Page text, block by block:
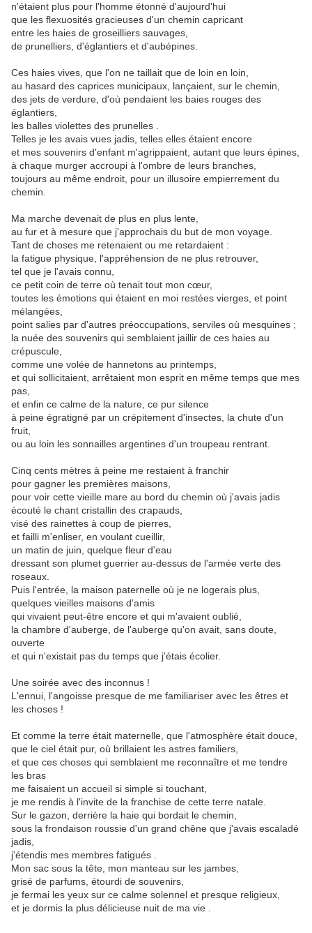
n'étaient plus pour l'homme étonné d'aujourd'hui
que les flexuosités gracieuses d'un chemin capricant
entre les haies de groseilliers sauvages,
de prunelliers, d'églantiers et d'aubépines.
Ces haies vives, que l'on ne taillait que de loin en loin,
au hasard des caprices municipaux, lançaient, sur le chemin,
des jets de verdure, d'où pendaient les baies rouges des
églantiers,
les balles violettes des prunelles .
Telles je les avais vues jadis, telles elles étaient encore
et mes souvenirs d'enfant m'agrippaient, autant que leurs épines,
à chaque murger accroupi à l'ombre de leurs branches,
toujours au même endroit, pour un illusoire empierrement du
chemin.
Ma marche devenait de plus en plus lente,
au fur et à mesure que j'approchais du but de mon voyage.
Tant de choses me retenaient ou me retardaient :
la fatigue physique, l'appréhension de ne plus retrouver,
tel que je l'avais connu,
ce petit coin de terre où tenait tout mon cœur,
toutes les émotions qui étaient en moi restées vierges, et point
mélangées,
point salies par d'autres préoccupations, serviles où mesquines ;
la nuée des souvenirs qui semblaient jaillir de ces haies au
crépuscule,
comme une volée de hannetons au printemps,
et qui sollicitaient, arrêtaient mon esprit en même temps que mes
pas,
et enfin ce calme de la nature, ce pur silence
à peine égratigné par un crépitement d'insectes, la chute d'un
fruit,
ou au loin les sonnailles argentines d'un troupeau rentrant.
Cinq cents mètres à peine me restaient à franchir
pour gagner les premières maisons,
pour voir cette vieille mare au bord du chemin où j'avais jadis
écouté le chant cristallin des crapauds,
visé des rainettes à coup de pierres,
et failli m'enliser, en voulant cueillir,
un matin de juin, quelque fleur d'eau
dressant son plumet guerrier au-dessus de l'armée verte des
roseaux.
Puis l'entrée, la maison paternelle où je ne logerais plus,
quelques vieilles maisons d'amis
qui vivaient peut-être encore et qui m'avaient oublié,
la chambre d'auberge, de l'auberge qu'on avait, sans doute,
ouverte
et qui n'existait pas du temps que j'étais écolier.
Une soirée avec des inconnus !
L'ennui, l'angoisse presque de me familiariser avec les êtres et
les choses !
Et comme la terre était maternelle, que l'atmosphère était douce,
que le ciel était pur, où brillaient les astres familiers,
et que ces choses qui semblaient me reconnaître et me tendre
les bras
me faisaient un accueil si simple si touchant,
je me rendis à l'invite de la franchise de cette terre natale.
Sur le gazon, derrière la haie qui bordait le chemin,
sous la frondaison roussie d'un grand chêne que j'avais escaladé
jadis,
j'étendis mes membres fatigués .
Mon sac sous la tête, mon manteau sur les jambes,
grisé de parfums, étourdi de souvenirs,
je fermai les yeux sur ce calme solennel et presque religieux,
et je dormis la plus délicieuse nuit de ma vie .